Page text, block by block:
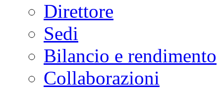
Direttore
Sedi
Bilancio e rendimento
Collaborazioni